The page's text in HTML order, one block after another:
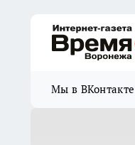
Мы в ВКонтакте